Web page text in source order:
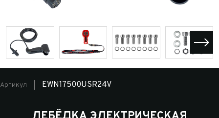
Артикул EWN17500USR24V